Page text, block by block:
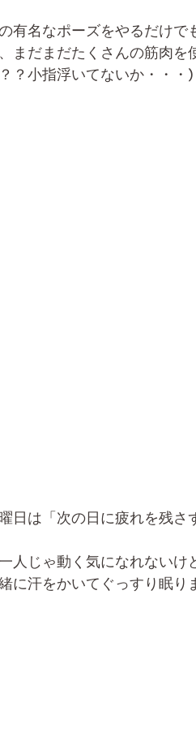
有名なポーズをやるだけで
まだまだたくさんの筋肉
？小指浮いてないか・・・)
日は「次の日に疲れを残さ
一人じゃ動く気になれない
に汗をかいてぐっすり眠り